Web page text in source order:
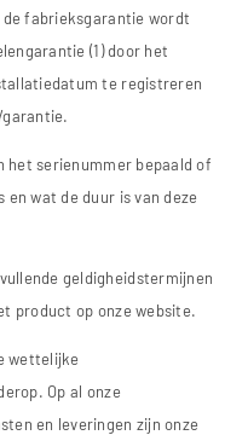
fabrieksgarantie wordt
(1) door het
te registreren
het serienummer bepaald of
wat de duur is van deze
geldigheidstermijnen
product op onze website.
wettelijke
Op al onze
en leveringen zijn onze